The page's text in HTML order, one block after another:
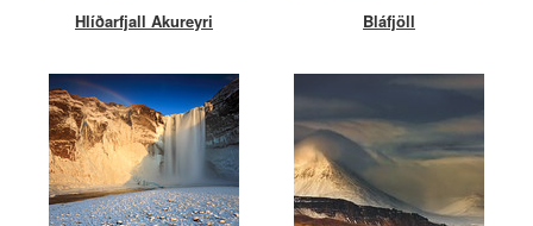
Hlíðarfjall Akureyri Bláfjöll